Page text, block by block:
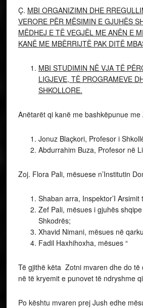
Ç. MBI ORGANIZIMN DHE
VERORE PËR MËSIMIN E GJUHËS
MËDHEJ E TË VEGJËL ME ANËN E
KANË ME MBËRRIJTË PAK DITË
MBI STUDIMIN NË VJA TË
LIGJEVE, TË PROGRAMEVE
SHKOLLORE.
Anëtarët qi kanë me bashkëpunue me
Jonuz Blaçkori, Profesor i
Abdurrahim Buza, Profesor në
Zoj. Flora Pali, mësuese n’Institutin
Shaban arra, Inspektor’I Arsimit
Zef Pali, mësues i gjuhës
Shkodrës;
Xhavid Nimani, mësues në
Fadil Haxhihoxha,
Të gjithë këta Zotni mvaren dhe do të
në të kryemit e punovet të ndryshme
Po kështu mvaren prej Jush edhe